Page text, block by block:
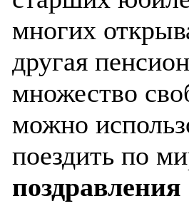
многих
другая
множество
можно
поездить по